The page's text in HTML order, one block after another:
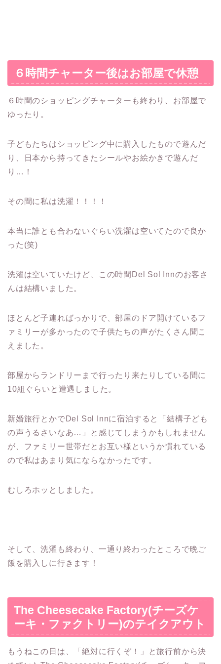
６時間チャーター後はお部屋で休憩
６時間のショッピングチャーターも終わり、お部屋で
ゆったり。
子どもたちはショッピング中に購入したもので遊んだ
り、日本から持ってきたシールやお絵かきで遊んだ
り…！
その間に私は洗濯！！！！
本当に誰とも合わないぐらい洗濯は空いてたので良か
った(笑)
洗濯は空いていたけど、この時間Del Sol Innのお客さ
んは結構いました。
ほとんど子連ればっかりで、部屋のドア開けているフ
ァミリーが多かったので子供たちの声がたくさん聞こ
えました。
部屋からランドリーまで行ったり来たりしている間に
10組ぐらいと遭遇しました。
新婚旅行とかでDel Sol Innに宿泊すると「結構子ども
の声うるさいなあ…」と感じてしまうかもしれません
が、ファミリー世帯だとお互い様というか慣れている
ので私はあまり気にならなかったです。
むしろホッとしました。
そして、洗濯も終わり、一通り終わったところで晩ご
飯を購入しに行きます！
The Cheesecake Factory(チーズケ
ーキ・ファクトリー)のテイクアウト
もうねこの日は、「絶対に行くぞ！」と旅行前から決